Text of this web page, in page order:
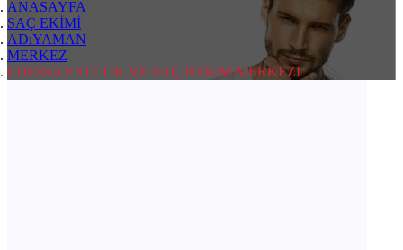
ANASAYFA
SAÇ EKİMİ
ADıYAMAN
MERKEZ
EDESSA ESTETIK VE SAÇ BAKıM MERKEZI